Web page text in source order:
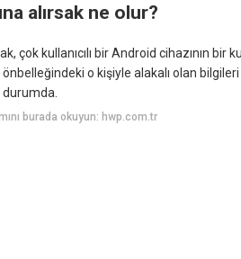
alırsak ne olur?
kullanıcılı bir Android cihazının bir
o kişiyle alakalı olan
durumda.
burada okuyun: hwp.com.tr